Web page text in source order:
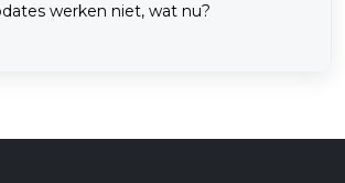
werken niet, wat nu?